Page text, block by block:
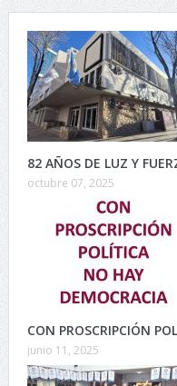
82 AÑOS DE LUZ Y
octubre 07, 2025
CON PROSCRIPCIÓN
junio 11, 2025